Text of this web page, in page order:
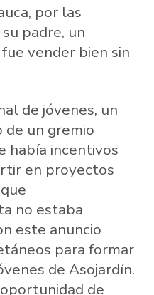
por las
padre, un
vender bien sin
de jóvenes, un
un gremio
había incentivos
en proyectos
no estaba
este anuncio
para formar
de Asojardín.
de